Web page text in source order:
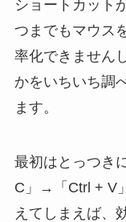
ショートカット
つまでもマウス
率化できません
かをいちいち調
ます。
最初はとっつき
C」→「Ctrl + V
えてしまえば、